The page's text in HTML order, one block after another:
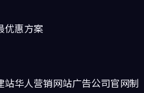
优惠方案
站华人营销网站广告公司官网制